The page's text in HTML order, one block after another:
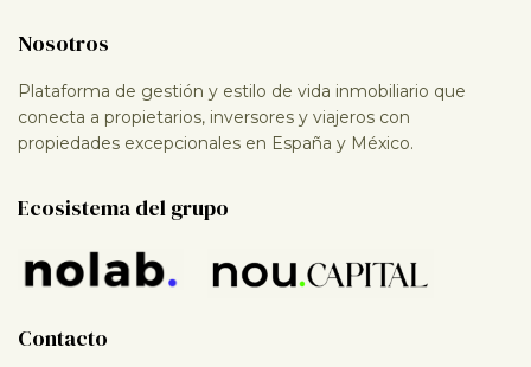
Nosotros
Plataforma de gestión y estilo de vida inmobiliario que
conecta a propietarios, inversores y viajeros con
propiedades excepcionales en España y México.
Ecosistema del grupo
Contacto